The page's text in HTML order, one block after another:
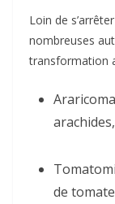
Loin de
nombreuses
transformation
de